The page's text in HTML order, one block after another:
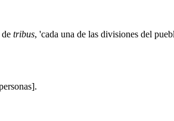
tribus, 'cada una de las divisiones del